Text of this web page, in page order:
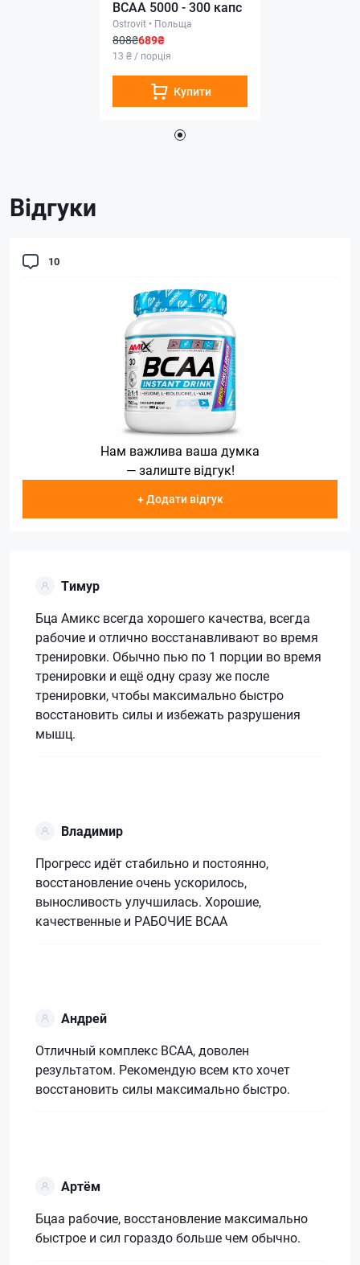
BCAA 5000 - 300 капс
Ostrovit • Польща
808₴689₴
13 ₴ / порція
Купити
Відгуки
10
Нам важлива ваша думка
— залиште відгук!
+ Додати відгук
Тимур
Бца Амикс всегда хорошего качества, всегда
рабочие и отлично восстанавливают во время
тренировки. Обычно пью по 1 порции во время
тренировки и ещё одну сразу же после
тренировки, чтобы максимально быстро
восстановить силы и избежать разрушения
мышц.
Владимир
Прогресс идёт стабильно и постоянно,
восстановление очень ускорилось,
выносливость улучшилась. Хорошие,
качественные и РАБОЧИЕ ВСАА
Андрей
Отличный комплекс ВСАА, доволен
результатом. Рекомендую всем кто хочет
восстановить силы максимально быстро.
Артём
Бцаа рабочие, восстановление максимально
быстрое и сил гораздо больше чем обычно.